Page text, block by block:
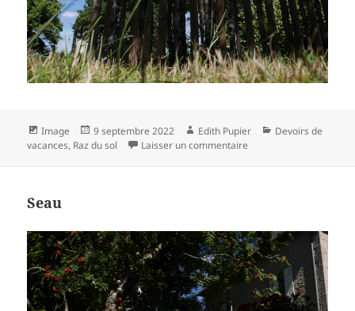
Format
Image
Publié
le
9 septembre 2022 Auteur
Edith Pupier Catégories
Devoirs de
vacances, Raz du sol Laisser un commentaire
Seau